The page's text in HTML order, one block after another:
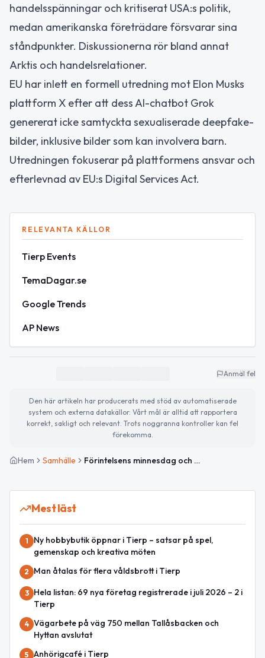
handelsspänningar och kritiserat USA:s politik,
medan amerikanska företrädare försvarar sina
ståndpunkter. Diskussionerna rör bland annat
Arktis och handelsrelationer.
EU har inlett en formell utredning mot Elon Musks
plattform X efter att dess AI-chatbot Grok
genererat icke samtyckta sexualiserade deepfake-
bilder, inklusive bilder som kan involvera barn.
Utredningen fokuserar på plattformens ansvar och
efterlevnad av EU:s Digital Services Act.
RELEVANTA KÄLLOR
Tierp Events
TemaDagar.se
Google Trends
AP News
Anmäl fel
Den här artikeln har producerats med stöd av automatiserade
system och externa datakällor. Vårt mål är alltid att rapportera
korrekt, sakligt och relevant. Trots noggranna kontroller kan fel
förekomma.
Hem Samhälle Förintelsens minnesdag och aktuella evenemang i Tierp
Mest läst
1
Ny hobbybutik öppnar i Tierp – satsar på spel,
gemenskap och kreativa möten
2 Man åtalas för flera våldsbrott i Tierp
3
Hela listan: 69 nya företag registrerade i juli 2026 – 2 i
Tierp
4 Vägarbete på väg 750 mellan Tallåsbacken och
Hyttan avslutat
5 Anhörigcafé i Tierp